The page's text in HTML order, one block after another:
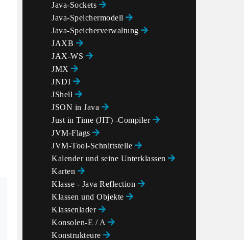
Java-Sockets
Java-Speichermodell
Java-Speicherverwaltung
JAXB
JAX-WS
JMX
JNDI
JShell
JSON in Java
Just in Time (JIT) -Compiler
JVM-Flags
JVM-Tool-Schnittstelle
Kalender und seine Unterklassen
Karten
Klasse - Java Reflection
Klassen und Objekte
Klassenlader
Konsolen-E / A
Konstrukteure